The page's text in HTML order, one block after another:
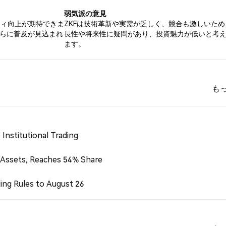
向上が期待できま
に普及が見込まれ
弱気派の意見
ZKFは技術革新や実需が乏しく、競合も激しいた
長性や将来性に疑問があり、投資魅力が低いと考
ます。
も
Institutional Trading
Reaches 54% Share
Rules to August 26